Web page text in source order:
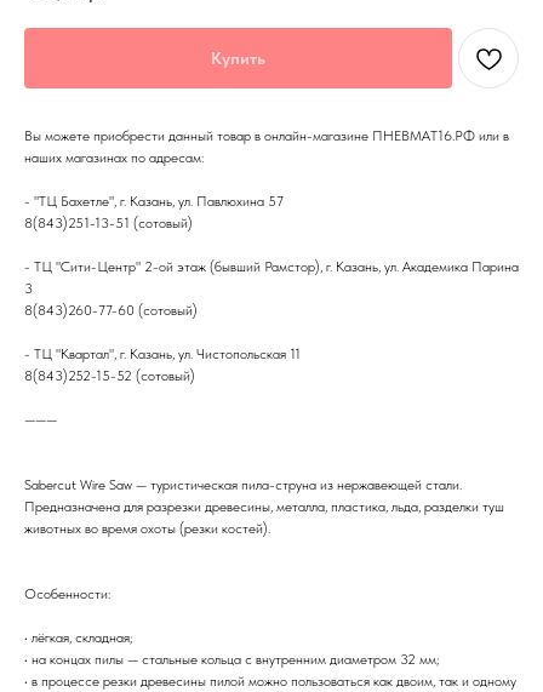
Купить
Вы можете приобрести данный товар в онлайн-магазине ПНЕВМАТ16.РФ или в
наших магазинах по адресам:
- "ТЦ Бахетле", г. Казань, ул. Павлюхина 57
8(843)251-13-51 (сотовый)
- ТЦ "Сити-Центр" 2-ой этаж (бывший Рамстор), г. Казань, ул. Академика Парина
3
8(843)260-77-60 (сотовый)
- ТЦ "Квартал", г. Казань, ул. Чистопольская 11
8(843)252-15-52 (сотовый)
———
Sabercut Wire Saw — туристическая пила-струна из нержавеющей стали.
Предназначена для разрезки древесины, металла, пластика, льда, разделки туш
животных во время охоты (резки костей).
Особенности:
• лёгкая, складная;
• на концах пилы — стальные кольца с внутренним диаметром 32 мм;
• в процессе резки древесины пилой можно пользоваться как двоим, так и одному